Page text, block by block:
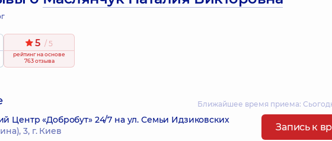
5 / 5
рейтингна основе
763 отзыва
Ближайшее время приема:
«Добробут» 24/7 на ул. Семьи Идзиковских
3, г. Киев
Запись к